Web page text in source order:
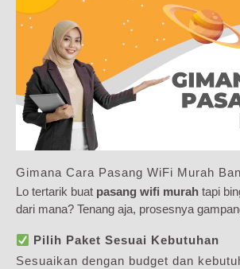
Gimana Cara Pasang WiFi Murah
Lo tertarik buat pasang wifi murah tapi
dari mana? Tenang aja, prosesnya
Pilih Paket Sesuai Kebutuhan
Sesuaikan dengan budget dan